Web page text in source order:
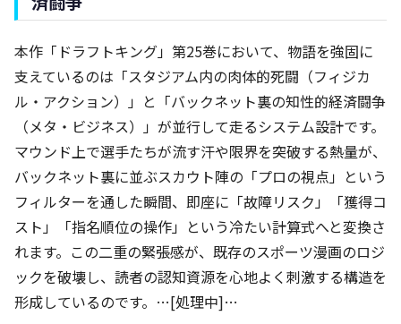
本作「ドラフトキング」第25巻において、物語を強固に
支えているのは「スタジアム内の肉体的死闘（フィジカ
ル・アクション）」と「バックネット裏の知性的経済闘争
（メタ・ビジネス）」が並行して走るシステム設計です。
マウンド上で選手たちが流す汗や限界を突破する熱量が、
バックネット裏に並ぶスカウト陣の「プロの視点」という
フィルターを通した瞬間、即座に「故障リスク」「獲得コ
スト」「指名順位の操作」という冷たい計算式へと変換さ
れます。この二重の緊張感が、既存のスポーツ漫画のロジ
ックを破壊し、読者の認知資源を心地よく刺激する構造を
形成しているのです。…[処理中]…